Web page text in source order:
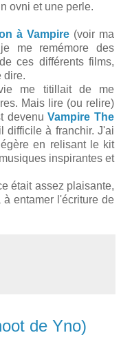
ovni et une perle.
à Vampire (voir ma
me remémore des
ces différents films,
dire.
me titillait de me
Mais lire (ou relire)
devenuVampire The
difficile à franchir. J'ai
en relisant le kit
inspirantes et
était assez plaisante,
entamer l'écriture de
de Yno)